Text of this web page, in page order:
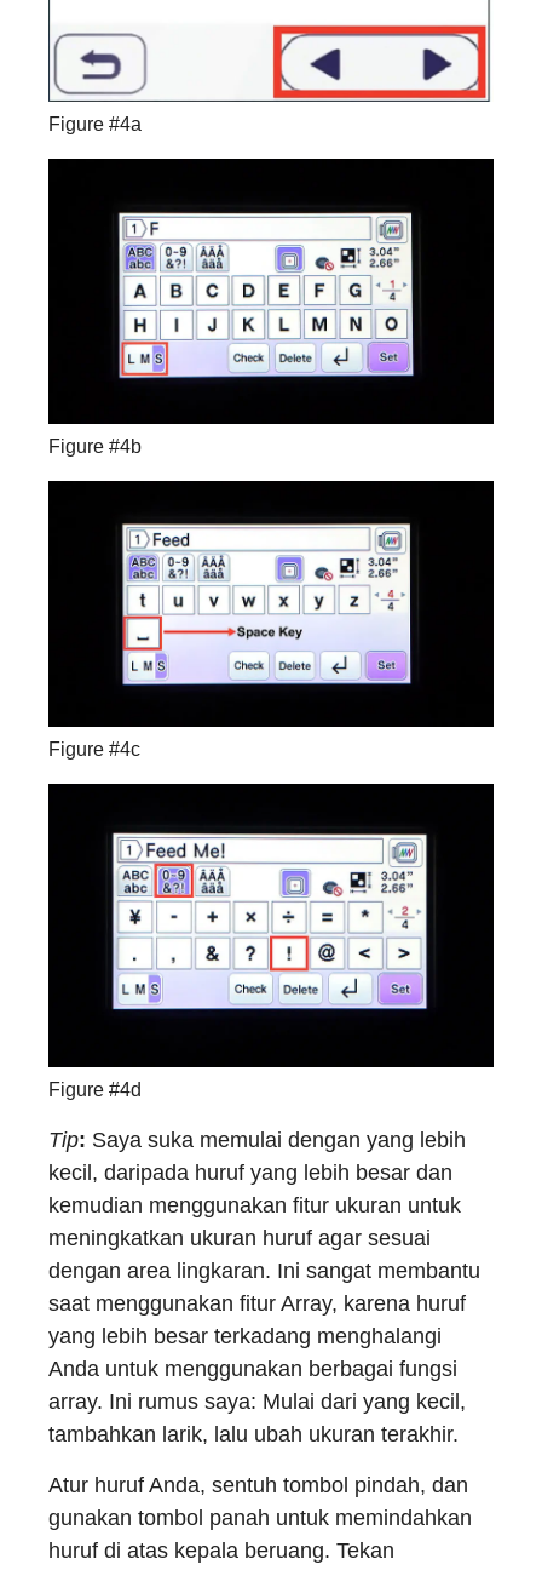
Figure #4a
Figure #4b
Figure #4c
Figure #4d
Tip: Saya suka memulai dengan yang lebih
kecil, daripada huruf yang lebih besar dan
kemudian menggunakan fitur ukuran untuk
meningkatkan ukuran huruf agar sesuai
dengan area lingkaran. Ini sangat membantu
saat menggunakan fitur Array, karena huruf
yang lebih besar terkadang menghalangi
Anda untuk menggunakan berbagai fungsi
array. Ini rumus saya: Mulai dari yang kecil,
tambahkan larik, lalu ubah ukuran terakhir.
Atur huruf Anda, sentuh tombol pindah, dan
gunakan tombol panah untuk memindahkan
huruf di atas kepala beruang. Tekan